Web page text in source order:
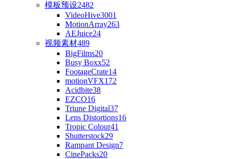
模板预设2482
VideoHive3001
MotionArray263
AEJuice24
视频素材489
BigFilms20
Busy Boxx52
FootageCrate14
motionVFX172
Acidbite38
EZCO16
Triune Digital37
Lens Distortions16
Tropic Colour41
Shutterstock29
Rampant Design7
CinePacks20